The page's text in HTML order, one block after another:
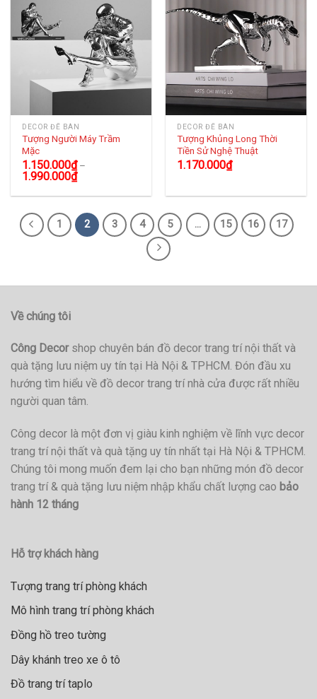
DECOR ĐỂ BÀN
Tượng Người Máy Trầm
Mặc
1.150.000₫–
1.990.000₫
DECOR ĐỂ BÀN
Tượng Khủng Long Thời
Tiền Sử Nghệ Thuật
1.170.000₫
1 2 3 4 5 … 15 16 17
Về chúng tôi
Công Decorshop chuyên bán đồ decor trang trí nội thất và
quà tặng lưu niệm uy tín tại Hà Nội & TPHCM. Đón đầu xu
hướng tìm hiểu về đồ decor trang trí nhà cửa được rất nhiều
người quan tâm.
Công decor là một đơn vị giàu kinh nghiệm về lĩnh vực decor
trang trí nội thất và quà tặng uy tín nhất tại Hà Nội & TPHCM.
Chúng tôi mong muốn đem lại cho bạn những món đồ decor
trang trí & quà tặng lưu niệm nhập khẩu chất lượng cao bảo
hành 12 tháng
Hỗ trợ khách hàng
Tượng trang trí phòng khách
Mô hình trang trí phòng khách
Đồng hồ treo tường
Dây khánh treo xe ô tô
Đồ trang trí taplo